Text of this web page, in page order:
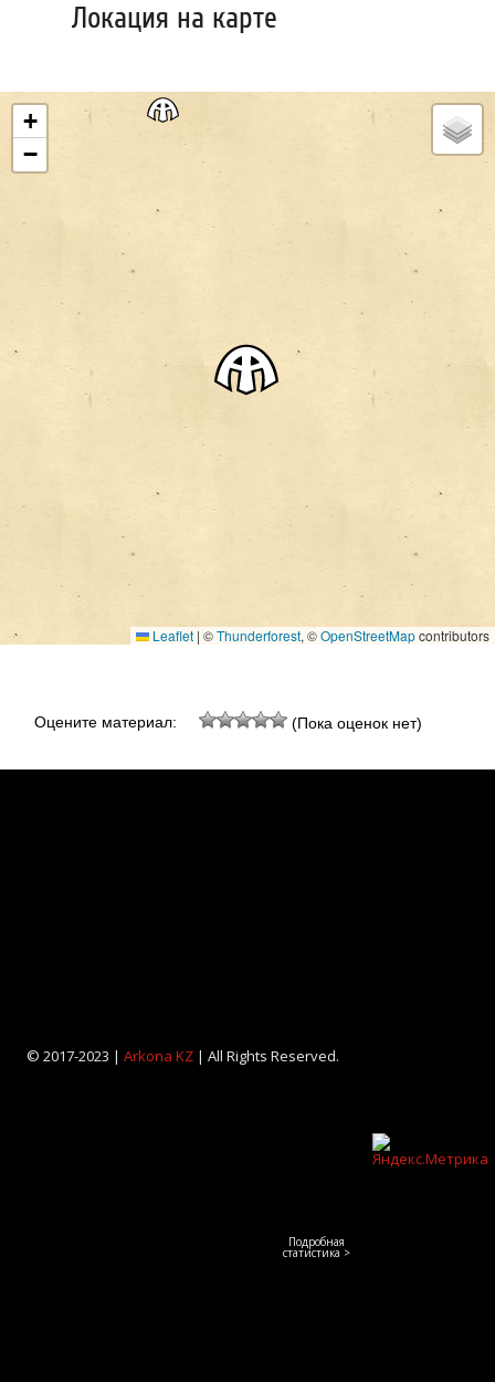
Локация на карте
+
−
Leaflet | ©Thunderforest, ©OpenStreetMapcontributors
Оцените материал: (Пока оценок нет)
© 2017-2023 | Arkona KZ| All Rights Reserved.
Подробная
статистика >